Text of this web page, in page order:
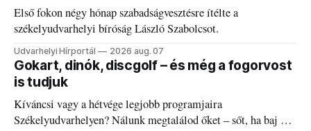
Első fokon négy hónap szabadságvesztésre ítélte a
székelyudvarhelyi bíróság László Szabolcsot.
Udvarhelyi Hírportál 2026 aug. 07
Gokart, dinók, discgolf – és még a fogorvost
is tudjuk
Kíváncsi vagy a hétvége legjobb programjaira
Székelyudvarhelyen? Nálunk megtalálod őket – sőt, ha baj van